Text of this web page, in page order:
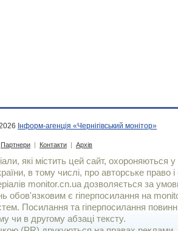
Інформ-агенція «Чернігівський монітор»
Партнери | Контакти | Архів
які містить цей сайт, охороняються у
в тому числі, про авторське право і
monitor.cn.ua дозволяється за
обов'язковим є гiперпосилання на
Посилання та гіперпосилання
чи в другому абзаці тексту.